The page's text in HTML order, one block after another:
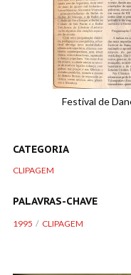
Festival de
CATEGORIA
CLIPAGEM
PALAVRAS-CHAVE
1995 CLIPAGEM